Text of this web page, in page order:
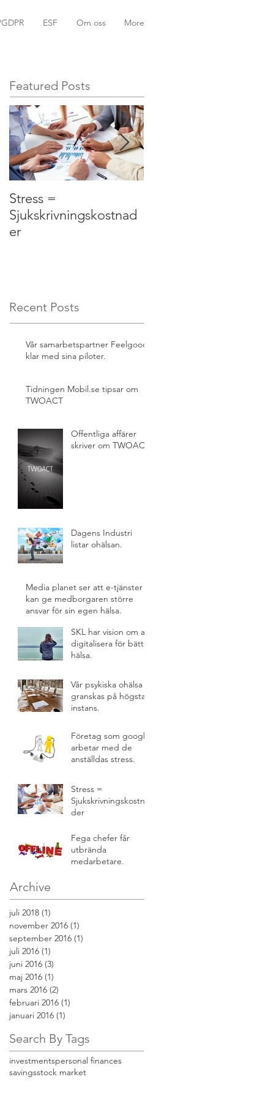
ESF Om oss More
Featured Posts
Stress =
Sjukskrivningskostnad
er
Recent Posts
Vår samarbetspartner Feelgood
klar med sina piloter.
Tidningen Mobil.se tipsar om
TWOACT
Offentliga affärer
skriver om TWOACT.
Dagens Industri
listar ohälsan.
Media planet ser att e-tjänster
kan ge medborgaren större
ansvar för sin egen hälsa.
SKL har vision om att
digitalisera för bättre
hälsa.
Vår psykiska ohälsa
granskas på högsta
instans.
Företag som google
arbetar med de
anställdas stress.
Stress =
Sjukskrivningskostna
der
Fega chefer får
utbrända
medarbetare.
Archive
juli 2018 (1)
november 2016 (1)
september 2016 (1)
juli 2016 (1)
juni 2016 (3)
maj 2016 (1)
mars 2016 (2)
februari 2016 (1)
januari 2016 (1)
Search By Tags
investmentspersonal finances
savingsstock market